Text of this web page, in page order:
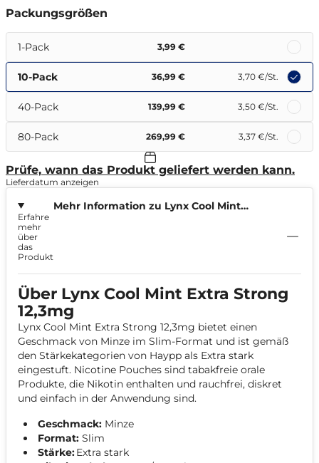
Packungsgrößen
1-Pack 3,99 €
10-Pack 36,99 € 3,70 €/St.
40-Pack 139,99 € 3,50 €/St.
80-Pack 269,99 € 3,37 €/St.
Prüfe, wann das Produkt geliefert werden kann.
Lieferdatum anzeigen
Mehr Information zu Lynx Cool Mint
Erfahre
mehr
über
das
Produkt
Über Lynx Cool Mint Extra Strong
12,3mg
Lynx Cool Mint Extra Strong 12,3mg bietet einen
Geschmack von Minze im Slim-Format und ist gemäß
den Stärkekategorien von Haypp als Extra stark
eingestuft. Nicotine Pouches sind tabakfreie orale
Produkte, die Nikotin enthalten und rauchfrei, diskret
und einfach in der Anwendung sind.
Geschmack: Minze
Format: Slim
Stärke:Extra stark